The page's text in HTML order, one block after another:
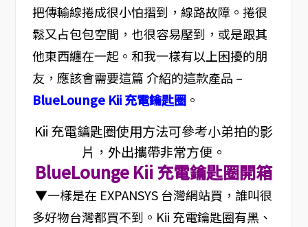
把傳輸線捲成很小怕摺到，線路故障。捲很
鬆又占包包空間，也很容易壓到，或是跟其
他東西纏在一起。和我一樣有以上困擾的朋
友，應該會需要這篇 介紹的這款產品 –
BlueLounge Kii 充電鑰匙圈。
Kii 充電鑰匙圈使用方法可參考小弟拍的影
片，外出攜帶非常方便。
BlueLounge Kii 充電鑰匙圈開箱
▼一樣是在 EXPANSYS 台灣網站買，誰叫很
多好物台灣都買不到。Kii 充電鑰匙圈有黑、